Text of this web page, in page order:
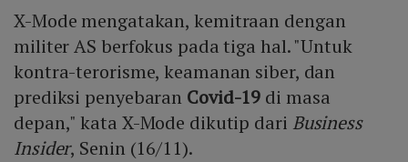
X-Mode mengatakan, kemitraan dengan
militer AS berfokus pada tiga hal. "Untuk
kontra-terorisme, keamanan siber, dan
prediksi penyebaran Covid-19 di masa
depan," kata X-Mode dikutip dari Business
Insider, Senin (16/11).